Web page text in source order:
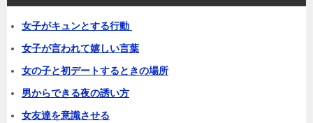
女子がキュンとする行動
女子が言われて嬉しい言葉
女の子と初デートするときの場所
男からできる夜の誘い方
女友達を意識させる